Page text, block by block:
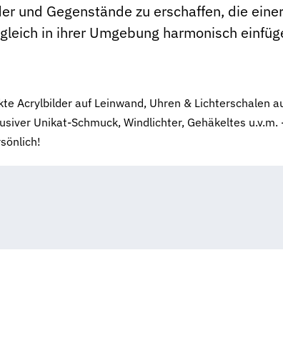
und Gegenstände zu erschaffen, die
in ihrer Umgebung harmonisch
Acrylbilder auf Leinwand, Uhren & Lichterschalen
Unikat-Schmuck, Windlichter, Gehäkeltes